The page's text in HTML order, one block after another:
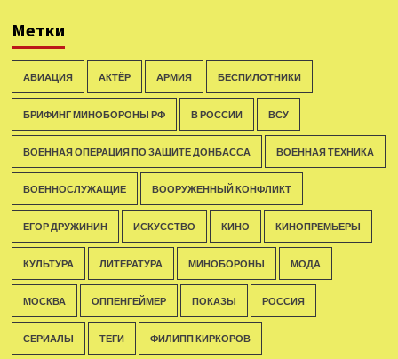
Метки
АВИАЦИЯ АКТЁР АРМИЯ БЕСПИЛОТНИКИ
БРИФИНГ МИНОБОРОНЫ РФ В РОССИИ ВСУ
ВОЕННАЯ ОПЕРАЦИЯ ПО ЗАЩИТЕ ДОНБАССА ВОЕННАЯ ТЕХНИКА
ВОЕННОСЛУЖАЩИЕ ВООРУЖЕННЫЙ КОНФЛИКТ
ЕГОР ДРУЖИНИН ИСКУССТВО КИНО КИНОПРЕМЬЕРЫ
КУЛЬТУРА ЛИТЕРАТУРА МИНОБОРОНЫ МОДА
МОСКВА ОППЕНГЕЙМЕР ПОКАЗЫ РОССИЯ
СЕРИАЛЫ ТЕГИ ФИЛИПП КИРКОРОВ